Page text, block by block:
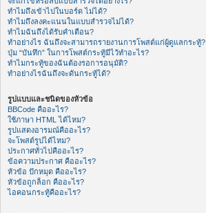
ทำไมถึงเข้าไปในบอร์ด ไม่ได้?
ทำไมถึงลงคะแนนในแบบสำรวจไม่ได้?
ทำไมฉันถึงได้รับคำเตือน?
ทำอย่างไร ฉันถึงจะสามารถรายงานการโพสต์แก่ผู้ดูแลกระทู้?
ปุ่ม “บันทึก” ในการโพสต์กระทู้มีไว้ทำอะไร?
ทำไมกระทู้ของฉันต้องรอการอนุมัติ?
ทำอย่างไรฉันถึงจะดันกระทู้ได้?
รูปแบบและชนิดของหัวข้อ
BBCode คืออะไร?
ใช้ภาษา HTML ได้ไหม?
รูปแสดงอารมณ์คืออะไร?
จะโพสต์รูปได้ไหม?
ประกาศทั่วไปคืออะไร?
ข้อความประกาศ คืออะไร?
หัวข้อ ปักหมุด คืออะไร?
หัวข้อถูกล็อก คืออะไร?
ไอคอนกระทู้คืออะไร?